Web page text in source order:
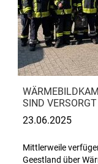
SIND VERSORGT
23.06.2025
Mittlerweile
Geestland über